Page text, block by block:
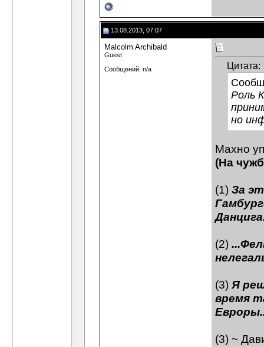
13.08.2013, 07:07
Malcolm Archibald
Guest
Сообщений: n/a
Цитата:
Роль
но
Махно
(На
(1) За
(2)
(3) Я
время
(3) ~